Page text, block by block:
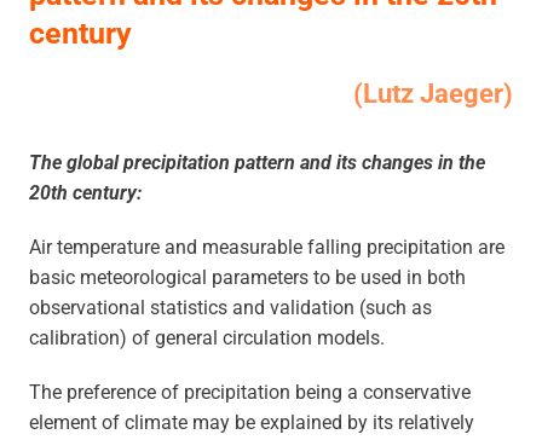
century
(Lutz Jaeger)
The global precipitation pattern and its changes in the
20th century:
Air temperature and measurable falling precipitation are
basic meteorological parameters to be used in both
observational statistics and validation (such as
calibration) of general circulation models.
The preference of precipitation being a conservative
element of climate may be explained by its relatively